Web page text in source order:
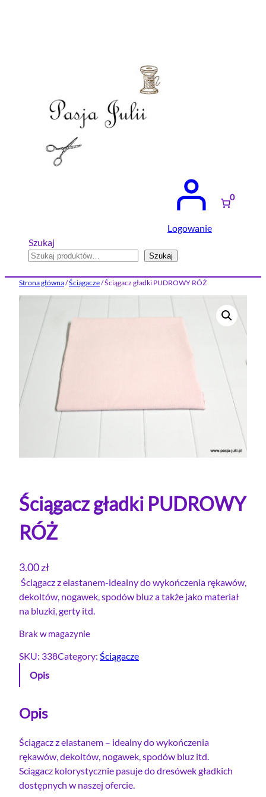
Logowanie
0
Szukaj
Szukaj
Strona główna/Ściągacze/ Ściągacz gładki PUDROWY RÓŻ
Ściągacz gładki PUDROWY
RÓŻ
3.00zł
Ściągacz z elastanem-idealny do wykończenia rękawów,
dekoltów, nogawek, spodów bluz a także jako materiał
na bluzki, gerty itd.
Brak w magazynie
SKU: 338Category: Ściągacze
Opis
Opis
Ściągacz z elastanem – idealny do wykończenia
rękawów, dekoltów, nogawek, spodów bluz itd.
Sciągacz kolorystycznie pasuje do dresówek gładkich
dostępnych w naszej ofercie.